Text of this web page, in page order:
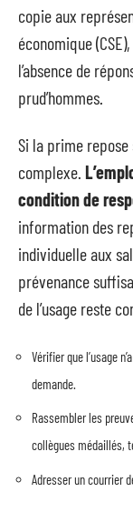
copie aux
économique
l’absence de
prud’hommes.
Si la prime
complexe.
condition de
information des
individuelle aux
prévenance
de l’usage reste
Vérifier que l’usage
demande.
Rassembler les
collègues médaillés,
Adresser un courrier